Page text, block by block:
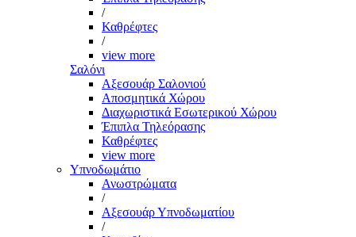
/
Καθρέφτες
/
view more
Σαλόνι
Αξεσουάρ Σαλονιού
Αποσμητικά Χώρου
Διαχωριστικά Εσωτερικού Χώρου
Έπιπλα Τηλεόρασης
Καθρέφτες
view more
Υπνοδωμάτιο
Ανωστρώματα
/
Αξεσουάρ Υπνοδωματίου
/